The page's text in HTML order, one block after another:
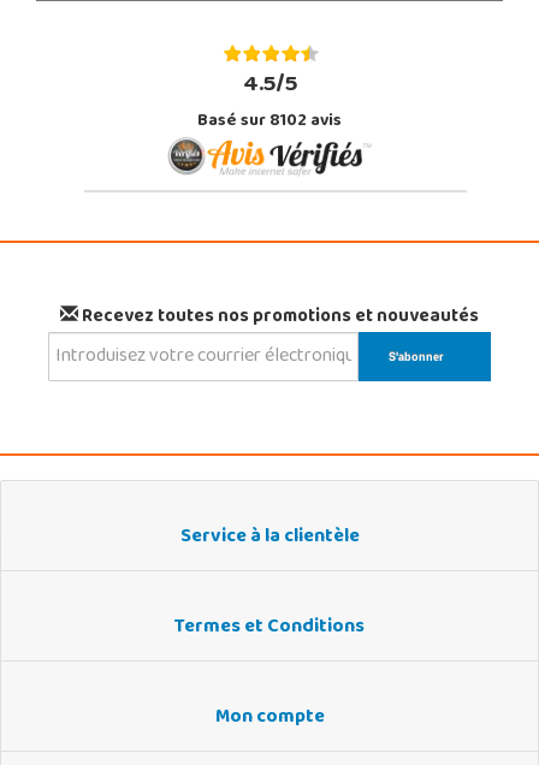
4.5/5
Basé sur 8102 avis
Recevez toutes nos promotions et nouveautés
Service à la clientèle
Termes et Conditions
Mon compte